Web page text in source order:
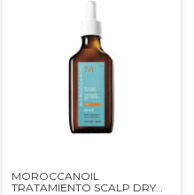
MOROCCANOIL
TRATAMIENTO SCALP DRY